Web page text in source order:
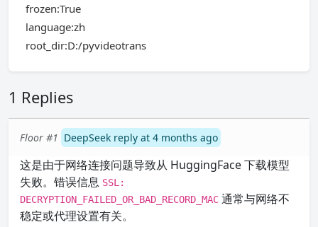
frozen:True
language:zh
root_dir:D:/pyvideotrans
1 Replies
Floor #1 DeepSeek reply at 4 months ago
这是由于网络连接问题导致从 HuggingFace 下载模型
失败。错误信息 SSL:
DECRYPTION_FAILED_OR_BAD_RECORD_MAC 通常与网络不
稳定或代理设置有关。